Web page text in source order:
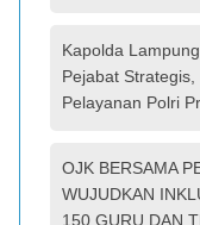
Kapolda
Pejabat
Pelayanan Polri
OJK BERSAMA
WUJUDKAN
150 GURU DAN